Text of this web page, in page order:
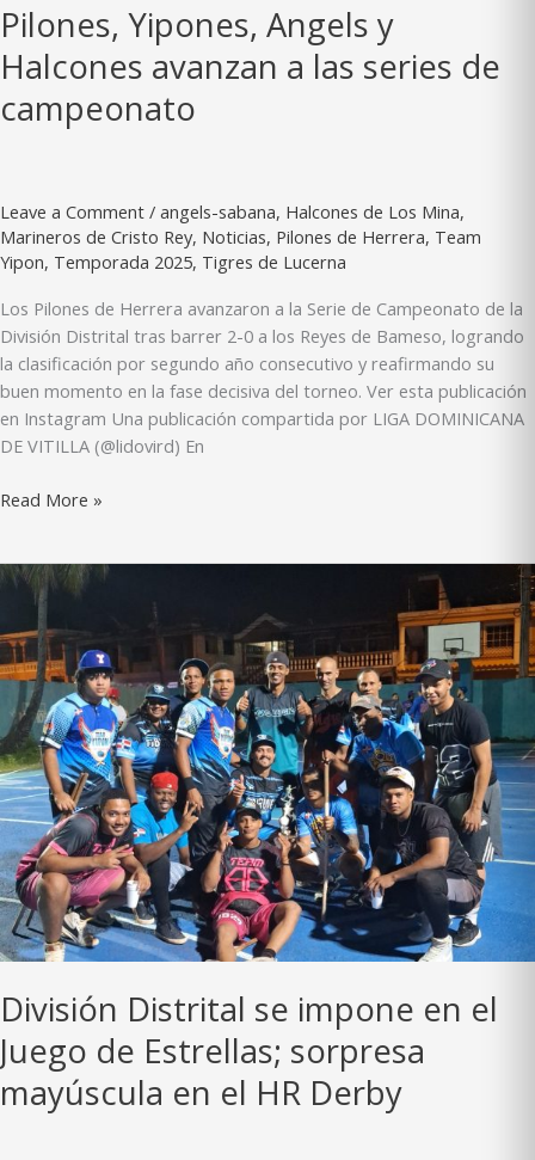
Pilones, Yipones, Angels y
Halcones avanzan a las series de
campeonato
Leave a Comment / angels-sabana, Halcones de Los Mina,
Marineros de Cristo Rey, Noticias, Pilones de Herrera, Team
Yipon, Temporada 2025, Tigres de Lucerna
Los Pilones de Herrera avanzaron a la Serie de Campeonato de la
División Distrital tras barrer 2-0 a los Reyes de Bameso, logrando
la clasificación por segundo año consecutivo y reafirmando su
buen momento en la fase decisiva del torneo. Ver esta publicación
en Instagram Una publicación compartida por LIGA DOMINICANA
DE VITILLA (@lidovird) En
Pilones,
y
Halcones
avanzan
a
series
de
campeonato
Read More »
División Distrital se impone en el
Juego de Estrellas; sorpresa
mayúscula en el HR Derby